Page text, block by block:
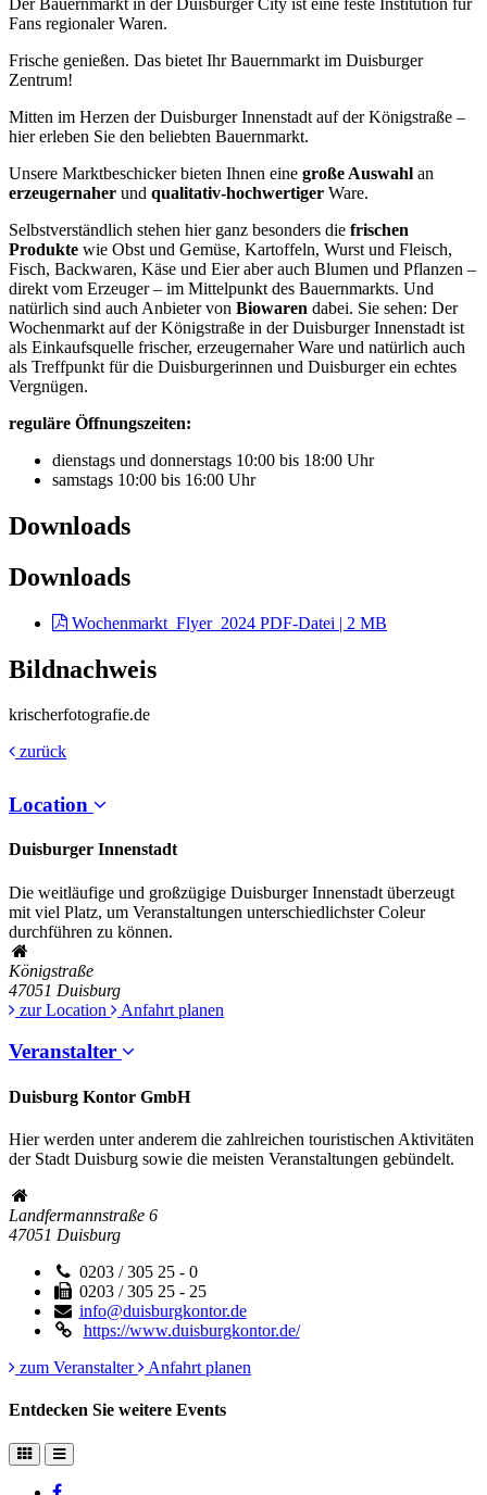
Fans regionaler Waren.
Frische genießen. Das bietet Ihr Bauernmarkt im Duisburger
Zentrum!
Mitten im Herzen der Duisburger Innenstadt auf der Königstraße –
hier erleben Sie den beliebten Bauernmarkt.
Unsere Marktbeschicker bieten Ihnen eine große Auswahl an
erzeugernaher und qualitativ-hochwertiger Ware.
Selbstverständlich stehen hier ganz besonders die frischen
Produkte wie Obst und Gemüse, Kartoffeln, Wurst und Fleisch,
Fisch, Backwaren, Käse und Eier aber auch Blumen und Pflanzen –
direkt vom Erzeuger – im Mittelpunkt des Bauernmarkts. Und
natürlich sind auch Anbieter von Biowaren dabei. Sie sehen: Der
Wochenmarkt auf der Königstraße in der Duisburger Innenstadt ist
als Einkaufsquelle frischer, erzeugernaher Ware und natürlich auch
als Treffpunkt für die Duisburgerinnen und Duisburger ein echtes
Vergnügen.
reguläre Öffnungszeiten:
dienstags und donnerstags 10:00 bis 18:00 Uhr
samstags 10:00 bis 16:00 Uhr
Downloads
Downloads
Wochenmarkt_Flyer_2024 PDF-Datei | 2 MB
Bildnachweis
krischerfotografie.de
zurück
Location
Duisburger Innenstadt
Die weitläufige und großzügige Duisburger Innenstadt überzeugt
mit viel Platz, um Veranstaltungen unterschiedlichster Coleur
durchführen zu können.
Königstraße
47051 Duisburg
zur Location
Anfahrt planen
Veranstalter
Duisburg Kontor GmbH
Hier werden unter anderem die zahlreichen touristischen Aktivitäten
der Stadt Duisburg sowie die meisten Veranstaltungen gebündelt.
Landfermannstraße 6
47051 Duisburg
0203 / 305 25 - 0
0203 / 305 25 - 25
info@duisburgkontor.de
https://www.duisburgkontor.de/
zum Veranstalter
Anfahrt planen
Entdecken Sie weitere Events